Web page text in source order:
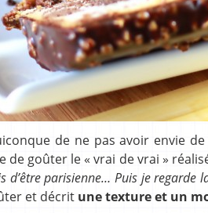
de ne pas avoir envie
de goûter le « vrai de vrai »
d’être parisienne… Puis je regarde
et décrit une texture et un